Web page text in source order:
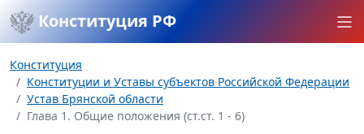
Конституция РФ
Конституция
Конституции и Уставы субъектов Российской Федерации
Устав Брянской области
Глава 1. Общие положения (ст.ст. 1 - 6)